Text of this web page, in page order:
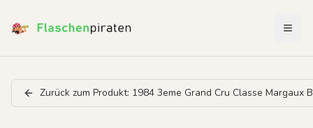
Zurück zum Produkt: 1984 3eme Grand Cru Classe Margaux